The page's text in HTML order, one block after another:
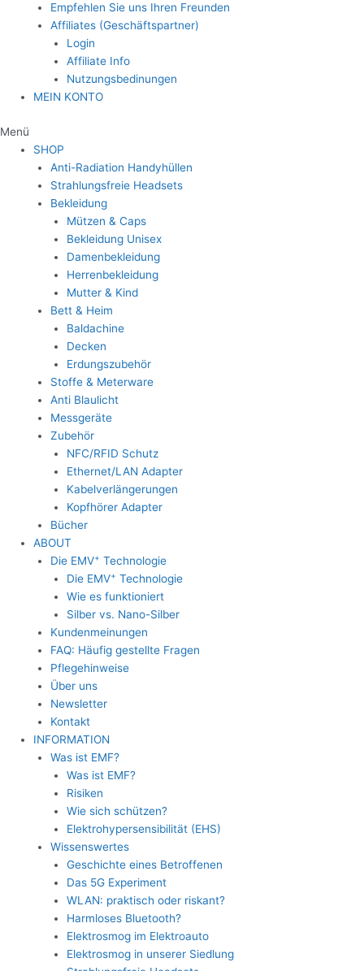
Empfehlen Sie uns Ihren Freunden
Affiliates (Geschäftspartner)
Login
Affiliate Info
Nutzungsbedinungen
MEIN KONTO
Menü
SHOP
Anti-Radiation Handyhüllen
Strahlungsfreie Headsets
Bekleidung
Mützen & Caps
Bekleidung Unisex
Damenbekleidung
Herrenbekleidung
Mutter & Kind
Bett & Heim
Baldachine
Decken
Erdungszubehör
Stoffe & Meterware
Anti Blaulicht
Messgeräte
Zubehör
NFC/RFID Schutz
Ethernet/LAN Adapter
Kabelverlängerungen
Kopfhörer Adapter
Bücher
ABOUT
Die EMV+ Technologie
Die EMV+ Technologie
Wie es funktioniert
Silber vs. Nano-Silber
Kundenmeinungen
FAQ: Häufig gestellte Fragen
Pflegehinweise
Über uns
Newsletter
Kontakt
INFORMATION
Was ist EMF?
Was ist EMF?
Risiken
Wie sich schützen?
Elektrohypersensibilität (EHS)
Wissenswertes
Geschichte eines Betroffenen
Das 5G Experiment
WLAN: praktisch oder riskant?
Harmloses Bluetooth?
Elektrosmog im Elektroauto
Elektrosmog in unserer Siedlung